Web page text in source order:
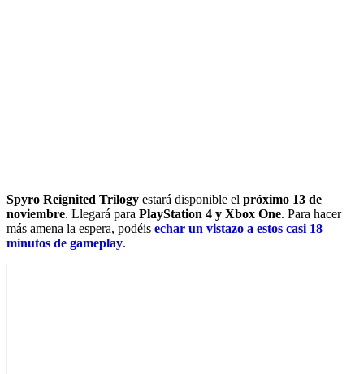
Spyro Reignited Trilogy estará disponible el próximo 13 de
noviembre. Llegará para PlayStation 4 y Xbox One. Para hacer
más amena la espera, podéis echar un vistazo a estos casi 18
minutos de gameplay.